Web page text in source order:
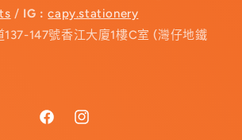
/ IG :capy.stationery
147號香江大廈1樓C室 (灣仔地鐵
FacebookInstagram